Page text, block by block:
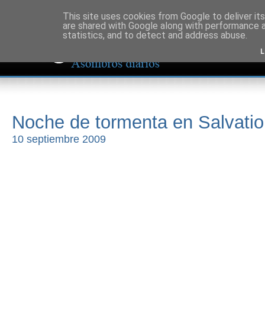
Noche de tormenta en
10 septiembre 2009
This site uses cookies from Google to deliver
are shared with Google along with
statistics, and to detect and address abuse.